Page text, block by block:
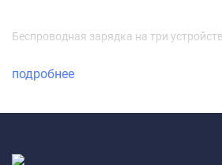
Беспроводная зарядка на три
подробнее